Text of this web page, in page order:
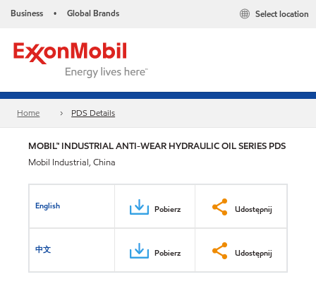
Business • Global Brands Select location
Home PDS Details
MOBIL™ INDUSTRIAL ANTI-WEAR HYDRAULIC OIL SERIES PDS
Mobil Industrial, China
English Pobierz Udostępnij
中文 Pobierz Udostępnij